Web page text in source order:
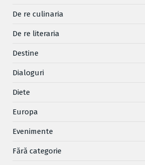
De re culinaria
De re literaria
Destine
Dialoguri
Diete
Europa
Evenimente
Fără categorie